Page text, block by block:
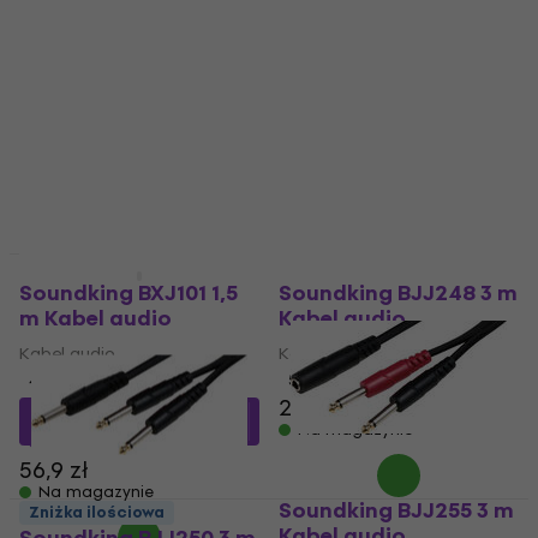
Soundking BXJ101 1,5
m Kabel audio
Kabel audio
4,9
44,73 zł z kodem
MUZMUZ-20
56,9 zł
Na magazynie
Soundking BJJ248 3 m
Kabel audio
Kabel audio
5/5
25,9 zł
Na magazynie
Soundking BJJ255 3 m
Zniżka ilościowa